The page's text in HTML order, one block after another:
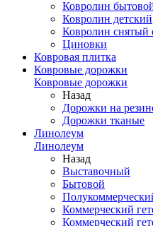
Ковролин
Ковролин детский
Ковролин снятый
Циновки
Ковровая плитка
Ковровые дорожки
Ковровые дорожки
Назад
Дорожки на
Дорожки тканые
Линолеум
Линолеум
Назад
Выставочный
Бытовой
Коммерческий
Коммерческий